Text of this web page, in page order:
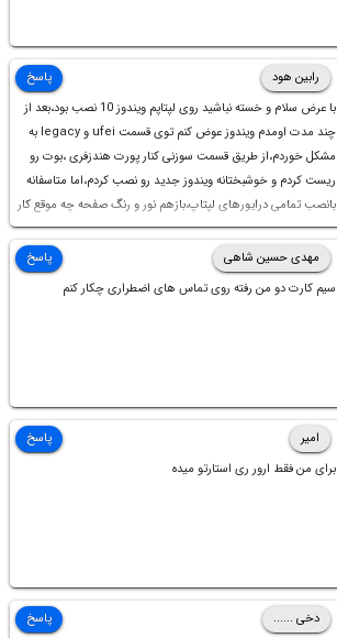
رابین هود
با عرض سلام و خسته نباشید روی لپتاپم ویندوز 10 نصب بود،بعد از
چند مدت اومدم ویندوز عوض کنم توی قسمت ufei و legacy به
مشکل خوردم،از طریق قسمت سوزنی کنار پورت هندزفری ،بوت رو
ریست کردم و خوشبختانه ویندوز جدید رو نصب کردم،اما متاسفانه
بانصب تمامی درایورهای لپتاپ،بازهم نور و رنگ صفحه چه موقع کار
چه موقع پخش فیلم مثل سابق نیست(نور زیاده و بی کیفیت)،با
ابدیت کردن کارت گرافیک،کالیبره کردن و غیره هم نور و رنگ درست
نشد (انگار تصویر ماته)، خواهشمند است راهنمایی فرمایید باتشکر
پاسخ
مهدی حسین شاهی
سیم کارت دو من رفته روی تماس های اضطراری چکار کنم
پاسخ
امیر
برای من فقط ارور ری استارتو میده
پاسخ
دخی ......
پاسخ